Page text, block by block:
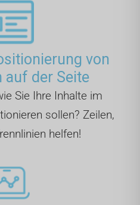
von
auf der Seite
Sie Ihre Inhalte im
sollen? Zeilen,
helfen!